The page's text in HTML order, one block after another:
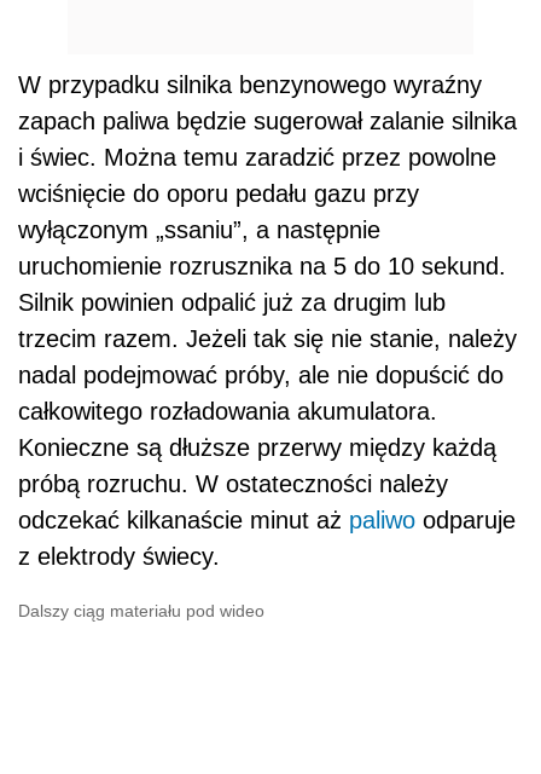
W przypadku silnika benzynowego wyraźny
zapach paliwa będzie sugerował zalanie silnika
i świec. Można temu zaradzić przez powolne
wciśnięcie do oporu pedału gazu przy
wyłączonym „ssaniu”, a następnie
uruchomienie rozrusznika na 5 do 10 sekund.
Silnik powinien odpalić już za drugim lub
trzecim razem. Jeżeli tak się nie stanie, należy
nadal podejmować próby, ale nie dopuścić do
całkowitego rozładowania akumulatora.
Konieczne są dłuższe przerwy między każdą
próbą rozruchu. W ostateczności należy
odczekać kilkanaście minut aż paliwo odparuje
z elektrody świecy.
Dalszy ciąg materiału pod wideo